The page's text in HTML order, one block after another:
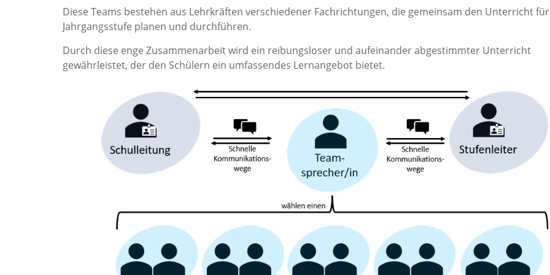
Diese Teams bestehen aus Lehrkräften verschiedener Fachrichtungen, die gemeinsam den Unterricht
Jahrgangsstufe planen und durchführen.
Durch diese enge Zusammenarbeit wird ein reibungsloser und aufeinander abgestimmter Unterricht
gewährleistet, der den Schülern ein umfassendes Lernangebot bietet.